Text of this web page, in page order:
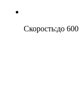
Скорость:до 600